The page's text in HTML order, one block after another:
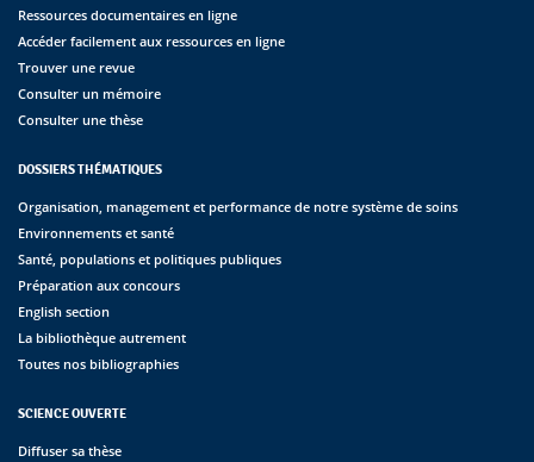
Ressources documentaires en ligne
Accéder facilement aux ressources en ligne
Trouver une revue
Consulter un mémoire
Consulter une thèse
DOSSIERS THÉMATIQUES
Organisation, management et performance de notre système de soins
Environnements et santé
Santé, populations et politiques publiques
Préparation aux concours
English section
La bibliothèque autrement
Toutes nos bibliographies
SCIENCE OUVERTE
Diffuser sa thèse